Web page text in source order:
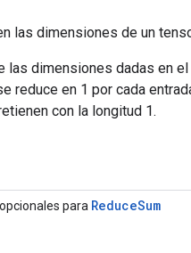
las dimensiones de un
las dimensiones dadas en
reduce en 1 por cada
con la longitud 1.
para ReduceSum